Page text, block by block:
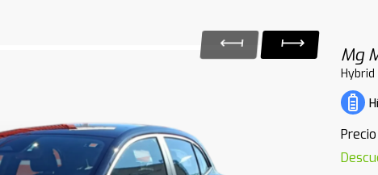
Mg
Hybrid